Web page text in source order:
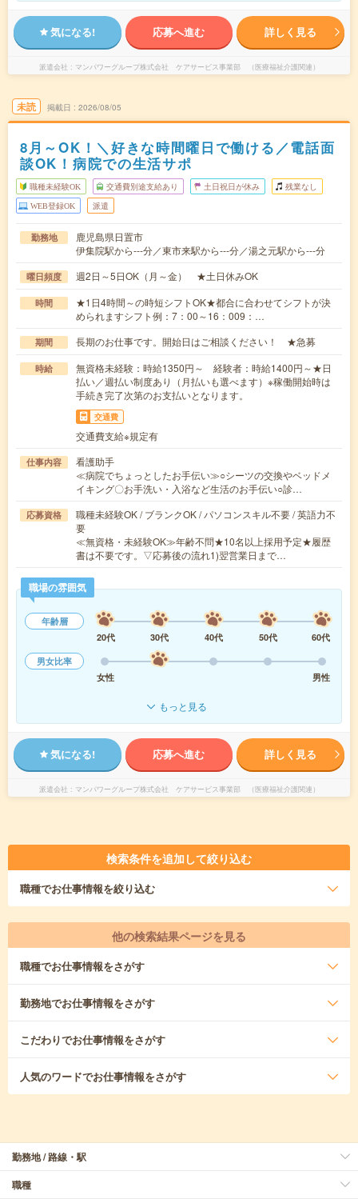
気になる! 応募へ進む 詳しく見る
派遣会社 マンパワーグループ株式会社 ケアサービス事業部 （医療福祉介護関連）
未読 掲載日 2026/08/05
8月～OK！＼好きな時間曜日で働ける／電話面
談OK！病院での生活サポ
職種未経験OK 交通費別途支給あり 土日祝日が休み 残業なし
WEB登録OK 派遣
勤務地
鹿児島県日置市
伊集院駅から---分／東市来駅から---分／湯之元駅から---分
曜日頻度 週2日～5日OK（月～金） ★土日休みOK
時間
★1日4時間～の時短シフトOK★都合に合わせてシフトが決
められますシフト例：7：00～16：009：…
期間 長期のお仕事です。開始日はご相談ください！ ★急募
時給
無資格未経験：時給1350円～ 経験者：時給1400円～★日
払い／週払い制度あり（月払いも選べます）※稼働開始時は
手続き完了次第のお支払いとなります。
交通費
交通費支給※規定有
仕事内容
看護助手
≪病院でちょっとしたお手伝い≫○シーツの交換やベッドメ
イキング〇お手洗い・入浴など生活のお手伝い○診…
応募資格
職種未経験OK / ブランクOK / パソコンスキル不要 / 英語力不
要
≪無資格・未経験OK≫年齢不問★10名以上採用予定★履歴
書は不要です。▽応募後の流れ1)翌営業日まで…
職場の雰囲気
年齢層
20代
30代 40代 50代
60代
男女比率
女性
男性
もっと見る
気になる! 応募へ進む 詳しく見る
派遣会社 マンパワーグループ株式会社 ケアサービス事業部 （医療福祉介護関連）
検索条件を追加して絞り込む
職種でお仕事情報を絞り込む
他の検索結果ページを見る
職種でお仕事情報をさがす
勤務地でお仕事情報をさがす
こだわりでお仕事情報をさがす
人気のワードでお仕事情報をさがす
勤務地 / 路線・駅
職種